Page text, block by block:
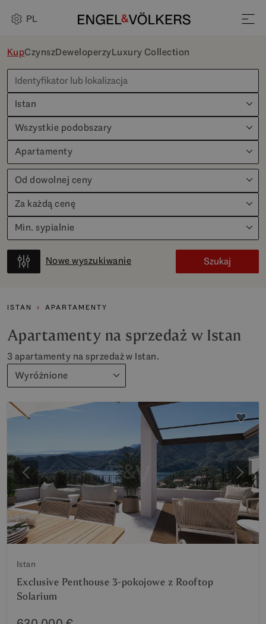
PL
KupCzynszDeweloperzyLuxury Collection
Istan
Wszystkie podobszary
Apartamenty
Od dowolnej ceny
Za każdą cenę
Min. sypialnie
Nowe wyszukiwanie Szukaj
ISTAN APARTAMENTY
Apartamenty na sprzedaż w Istan
3 apartamenty na sprzedaż w Istan.
Wyróżnione
Poprzedni
Istan
Exclusive Penthouse 3-pokojowe z Rooftop
Solarium